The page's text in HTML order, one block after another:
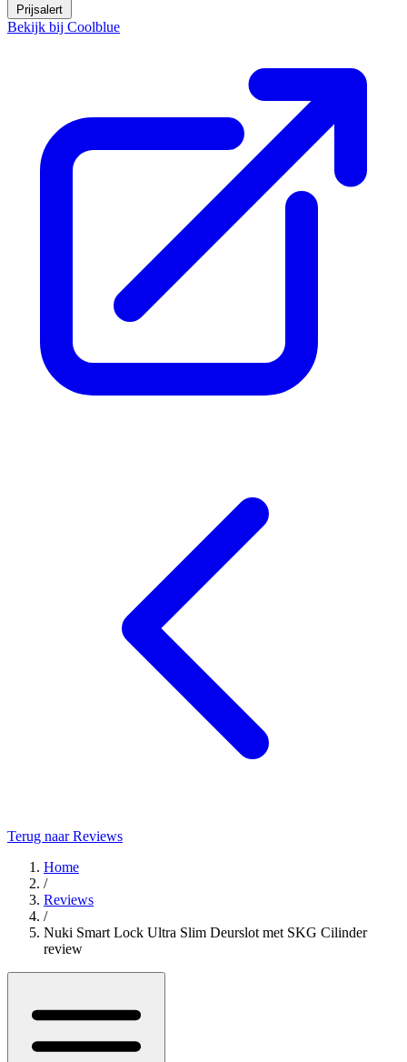
Prijsalert
Bekijk bij Coolblue
Terug naar Reviews
Home
/
Reviews
/
Nuki Smart Lock Ultra Slim Deurslot met SKG Cilinder
review